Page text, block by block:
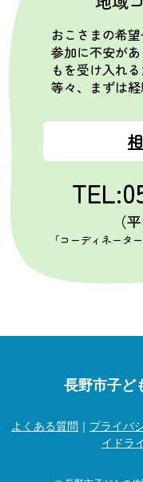
おこさまの希
参加に不安が
もを受け入れ
等々、まずは
（
「コーディネータ
長野市子ど
よくある質問 ｜ プライバ
イドラ